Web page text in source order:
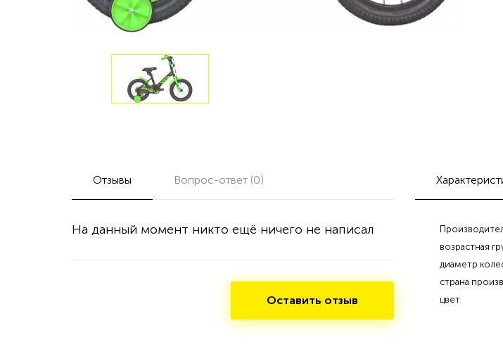
Отзывы Вопрос-ответ (0)
На данный момент никто ещё ничего не написал
Оставить отзыв
возрастная
диаметр
страна
цвет